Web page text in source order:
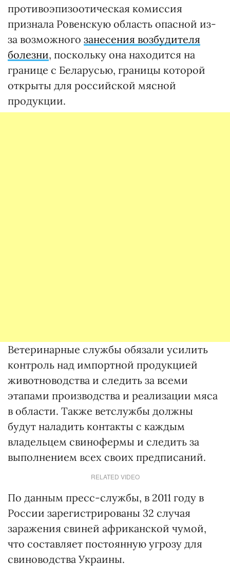
противоэпизоотическая комиссия
признала Ровенскую область опасной из-
за возможного занесения возбудителя
болезни, поскольку она находится на
границе с Беларусью, границы которой
открыты для российской мясной
продукции.
Ветеринарные службы обязали усилить
контроль над импортной продукцией
животноводства и следить за всеми
этапами производства и реализации мяса
в области. Также ветслужбы должны
будут наладить контакты с каждым
владельцем свинофермы и следить за
выполнением всех своих предписаний.
RELATED VIDEO
По данным пресс-службы, в 2011 году в
России зарегистрированы 32 случая
заражения свиней африканской чумой,
что составляет постоянную угрозу для
свиноводства Украины.